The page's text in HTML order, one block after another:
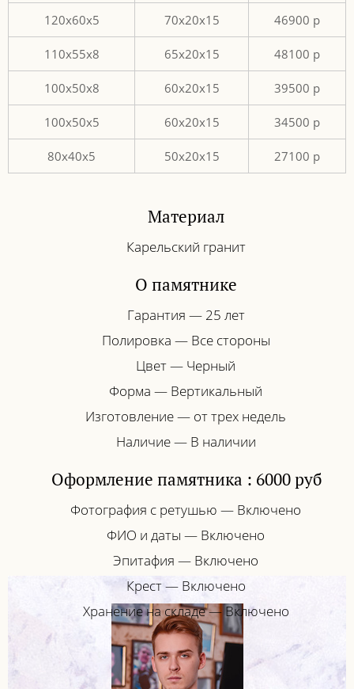
120х60х5 70х20х15 46900 p
110х55х8 65х20х15 48100 p
100х50х8 60х20х15 39500 p
100х50х5 60х20х15 34500 p
80х40х5 50х20х15 27100 р
Материал
Карельский гранит
О памятнике
Гарантия — 25 лет
Полировка — Все стороны
Цвет — Черный
Форма — Вертикальный
Изготовление — от трех недель
Наличие — В наличии
Оформление памятника : 6000 руб
Фотография с ретушью — Включено
ФИО и даты — Включено
Эпитафия — Включено
Крест — Включено
Хранение на складе — Включено